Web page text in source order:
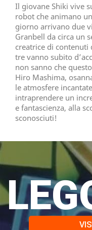
Il giovane Shiki vive
robot che animano
giorno arrivano due
Granbell da circa un
creatrice di
tre vanno subito
non sanno che
Hiro Mashima,
le atmosfere
intraprendere un
e fantascienza, alla
sconosciuti!